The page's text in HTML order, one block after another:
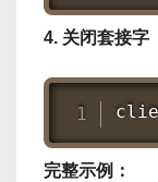
4. 关闭套接字
完整示例：